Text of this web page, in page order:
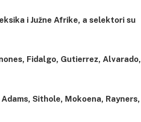
i Južne Afrike, a selektori su
Fidalgo, Gutierrez, Alvarado,
Sithole, Mokoena, Rayners,